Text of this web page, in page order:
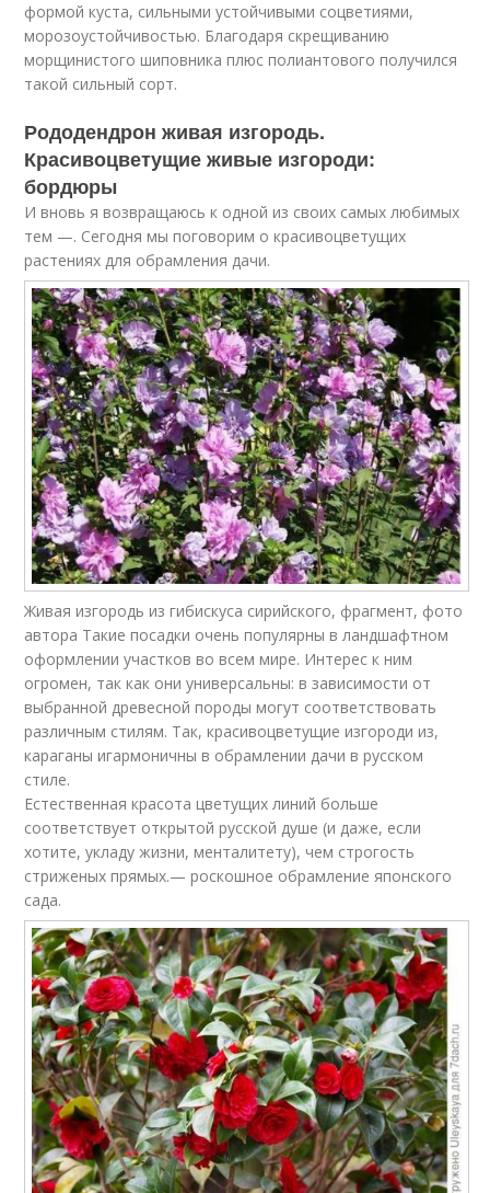
формой куста, сильными устойчивыми соцветиями,
морозоустойчивостью. Благодаря скрещиванию
морщинистого шиповника плюс полиантового получился
такой сильный сорт.
Рододендрон живая изгородь.
Красивоцветущие живые изгороди:
бордюры
И вновь я возвращаюсь к одной из своих самых любимых
тем —. Сегодня мы поговорим о красивоцветущих
растениях для обрамления дачи.
Живая изгородь из гибискуса сирийского, фрагмент, фото
автора Такие посадки очень популярны в ландшафтном
оформлении участков во всем мире. Интерес к ним
огромен, так как они универсальны: в зависимости от
выбранной древесной породы могут соответствовать
различным стилям. Так, красивоцветущие изгороди из,
караганы игармоничны в обрамлении дачи в русском
стиле.
Естественная красота цветущих линий больше
соответствует открытой русской душе (и даже, если
хотите, укладу жизни, менталитету), чем строгость
стриженых прямых.— роскошное обрамление японского
сада.